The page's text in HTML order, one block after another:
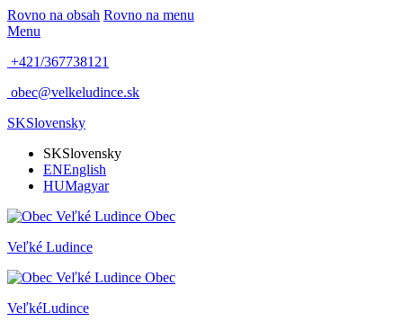
Rovno na obsah Rovno na menu
Menu
+421/367738121
obec@velkeludince.sk
SKSlovensky
SKSlovensky
ENEnglish
HUMagyar
Obec
Veľké Ludince
Obec
VeľkéLudince